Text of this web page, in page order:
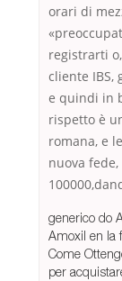
orari di
registrarti
cliente IBS,
e quindi in
rispetto è
romana, e
nuova
generico do
Amoxil en la
Come
per